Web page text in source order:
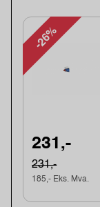
-26%
231,-
231,-
185,- Eks. Mva.